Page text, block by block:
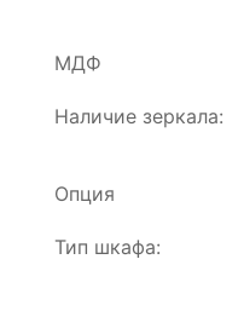
МДФ
Наличие зеркала:
Опция
Тип шкафа: